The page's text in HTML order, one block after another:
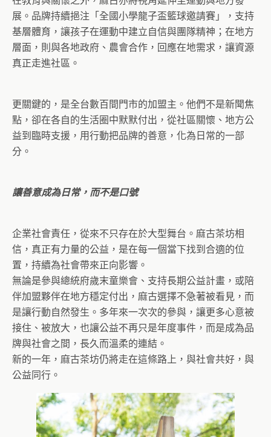
展。品牌持續挹注「全國小學龍子盃籃球邀請賽」，支持
基層體育，讓孩子在運動中建立自信與團隊精神；在地方
層面，則與各地政府、農會合作，回應在地需求，讓資源
真正走進社區。
更關鍵的，是全台數百間門市的加盟主。他們不是新聞焦
點，卻在各自的生活圈中默默付出，從社區關懷、地方公
益到臨時支援，用行動把品牌的善意，化為日常的一部
分。
讓善意成為日常，而不是口號
企業社會責任，從來不只存在於大型舞台。麻古茶坊相
信，真正有力量的公益，是在每一個當下找到合適的位
置，持續為社會帶來正向影響。
無論是參與總統府歲末童樂會、支持長期公益計畫，或陪
伴加盟夥伴在地方穩定付出，麻古選擇不急著被看見，而
是讓行動自然發生。多年來一次次的參與，讓更多心意被
接住、被放大，也讓公益不再只是年度事件，而是成為品
牌與社會之間，長久而溫柔的連結。
新的一年，麻古茶坊仍將走在這條路上，與社會共好，與
公益同行。